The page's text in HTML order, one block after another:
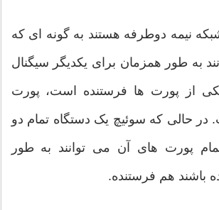
نیمه دوطرفه هستند به گونه ای که
به طور همزمان برای یکدیگر سیگنال
از پورت ها فرستنده است، پورت
در حالی که سوئیچ یک دستگاه تمام دو
پورت های آن می توانند به طور
باشند هم فرستنده.